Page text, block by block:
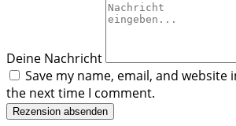
Deine Nachricht
Save my name, email, and
the next time I comment.
Rezension absenden